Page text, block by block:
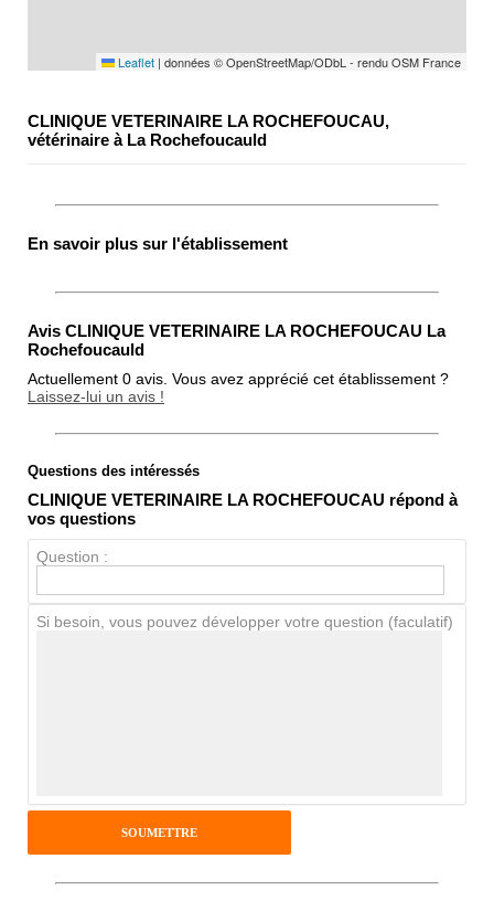
Leaflet | données © OpenStreetMap/ODbL - rendu OSM France
CLINIQUE VETERINAIRE LA ROCHEFOUCAU,
vétérinaire à La Rochefoucauld
En savoir plus sur l'établissement
Avis CLINIQUE VETERINAIRE LA ROCHEFOUCAU La
Rochefoucauld
Actuellement 0 avis. Vous avez apprécié cet établissement ?
Laissez-lui un avis !
Note globale
Propreté
Chien / chat
Pseudo :
Questions des intéressés
CLINIQUE VETERINAIRE LA ROCHEFOUCAU répond à
vos questions
Question :
Si besoin, vous pouvez développer votre question (faculatif)